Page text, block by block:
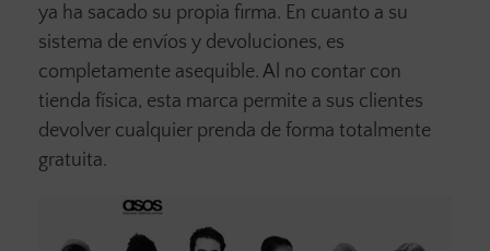
ya ha sacado su propia firma. En cuanto a su
sistema de envíos y devoluciones, es
completamente asequible. Al no contar con
tienda física, esta marca permite a sus clientes
devolver cualquier prenda de forma totalmente
gratuita.